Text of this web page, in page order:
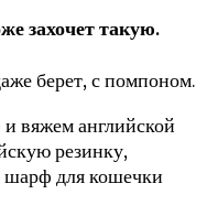
захочет такую.
берет, с помпоном.
вяжем английской
резинку,
шарф для кошечки